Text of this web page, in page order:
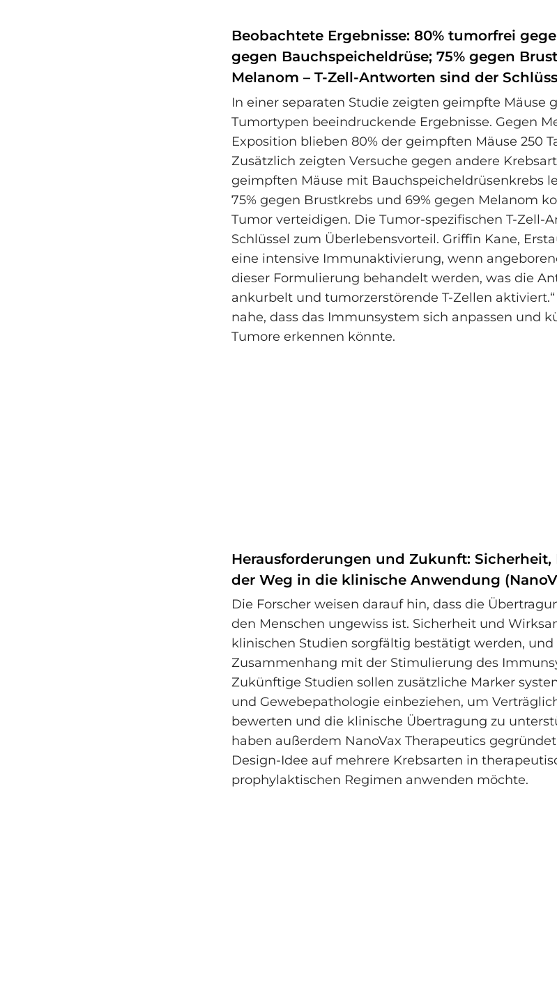
Beobachtete Ergebnisse: 80% tumorfrei
gegen Bauchspeicheldrüse; 75% gegen
Melanom – T-Zell-Antworten sind der
In einer separaten Studie zeigten geimpfte Mäuse
Tumortypen beeindruckende Ergebnisse. Gegen
Exposition blieben 80% der geimpften Mäuse 250
Zusätzlich zeigten Versuche gegen andere
geimpften Mäuse mit Bauchspeicheldrüsenkrebs
75% gegen Brustkrebs und 69% gegen Melanom
Tumor verteidigen. Die Tumor-spezifischen T-Zell-
Schlüssel zum Überlebensvorteil. Griffin Kane,
eine intensive Immunaktivierung, wenn
dieser Formulierung behandelt werden, was die
ankurbelt und tumorzerstörende T-Zellen
nahe, dass das Immunsystem sich anpassen und
Tumore erkennen könnte.
Herausforderungen und Zukunft:
der Weg in die klinische Anwendung
Die Forscher weisen darauf hin, dass die
den Menschen ungewiss ist. Sicherheit und
klinischen Studien sorgfältig bestätigt werden,
Zusammenhang mit der Stimulierung des
Zukünftige Studien sollen zusätzliche Marker
und Gewebepathologie einbeziehen, um
bewerten und die klinische Übertragung zu
haben außerdem NanoVax Therapeutics
Design-Idee auf mehrere Krebsarten in
prophylaktischen Regimen anwenden möchte.